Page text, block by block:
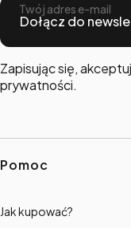
Twój adres e-mail
Dołącz do
Zapisując się,
prywatności.
Linki w
Pomoc
Jak kupować?